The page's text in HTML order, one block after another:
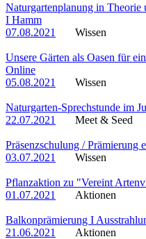
Naturgartenplanung in
I Hamm
07.08.2021
Wissen
Unsere Gärten als Oasen für
Online
05.08.2021
Wissen
Naturgarten-Sprechstunde im
22.07.2021
Meet & Seed
Präsenzschulung / Prämierung
03.07.2021
Wissen
Pflanzaktion zu "Vereint
01.07.2021
Aktionen
Balkonprämierung I
21.06.2021
Aktionen